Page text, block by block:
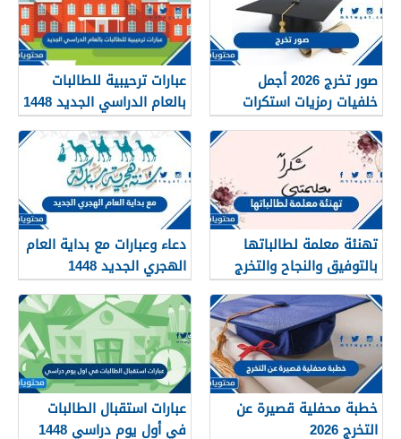
صور تخرج 2026 أجمل
خلفيات رمزيات استكرات
مبروك التخرج 1448
عبارات ترحيبية للطالبات
بالعام الدراسي الجديد 1448
بالصور
تهنئة معلمة لطالباتها
بالتوفيق والنجاح والتخرج
2026
دعاء وعبارات مع بداية العام
الهجري الجديد 1448
خطبة محفلية قصيرة عن
التخرج 2026
عبارات استقبال الطالبات
في أول يوم دراسي 1448